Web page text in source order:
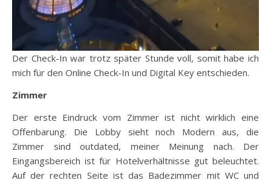
Der Check-In war trotz später Stunde voll, somit habe ich
mich für den Online Check-In und Digital Key entschieden.
Zimmer
Der erste Eindruck vom Zimmer ist nicht wirklich eine
Offenbarung. Die Lobby sieht noch Modern aus, die
Zimmer sind outdated, meiner Meinung nach. Der
Eingangsbereich ist für Hotelverhältnisse gut beleuchtet.
Auf der rechten Seite ist das Badezimmer mit WC und